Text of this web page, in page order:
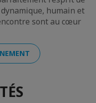
dynamique, humain et
sont au cœur